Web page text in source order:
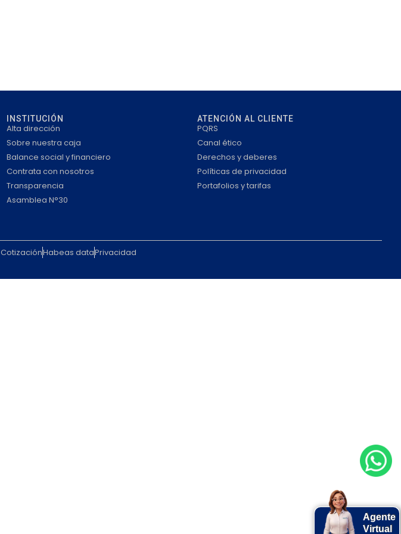
INSTITUCIÓN
Alta dirección
Sobre nuestra caja
Balance social y financiero
Contrata con nosotros
Transparencia
Asamblea N°30
ATENCIÓN AL CLIENTE
PQRS
Canal ético
Derechos y deberes
Políticas de privacidad
Portafolios y tarifas
CotizaciónHabeas dataPrivacidad
Agente
Virtual